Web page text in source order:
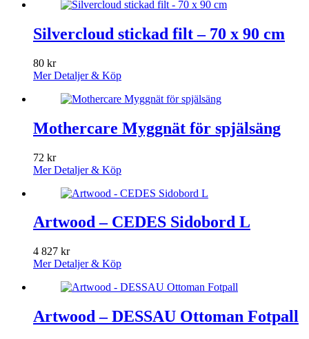
Silvercloud stickad filt – 70 x 90 cm
80 kr
Mer Detaljer & Köp
Mothercare Myggnät för spjälsäng
72 kr
Mer Detaljer & Köp
Artwood – CEDES Sidobord L
4 827 kr
Mer Detaljer & Köp
Artwood – DESSAU Ottoman Fotpall